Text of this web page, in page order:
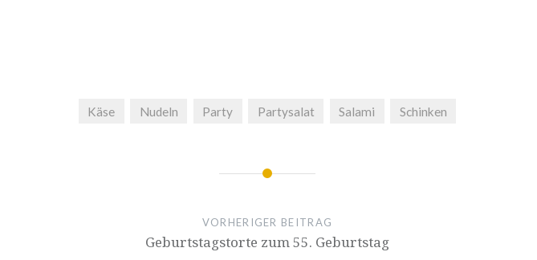
Käse Nudeln Party Partysalat Salami Schinken
VORHERIGER BEITRAG
Geburts­tags­tor­te zum 55. Geburtstag